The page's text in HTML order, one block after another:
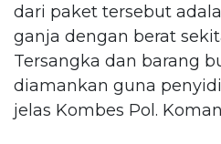
dari paket tersebut
ganja dengan berat
Tersangka dan barang
diamankan guna
jelas Kombes Pol.